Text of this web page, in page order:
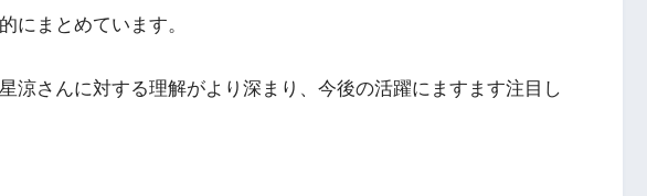
にまとめています。
涼さんに対する理解がより深まり、今後の活躍にますます注目し